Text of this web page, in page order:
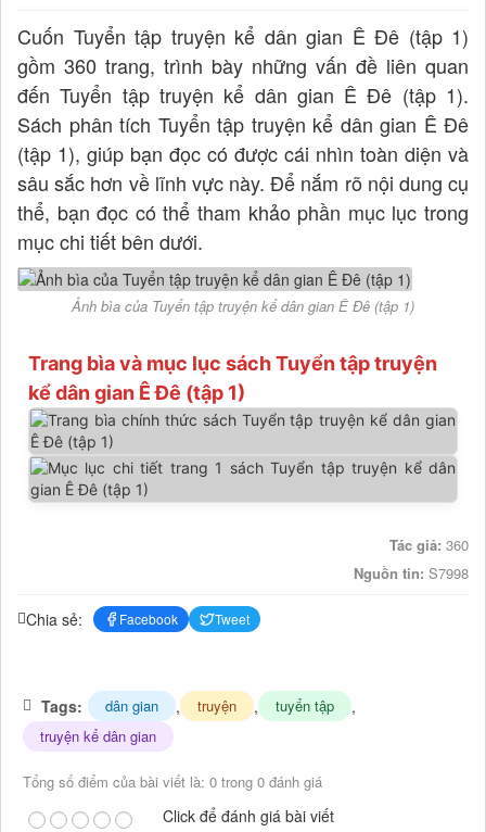
Cuốn Tuyển tập truyện kể dân gian Ê Đê (tập 1)
gồm 360 trang, trình bày những vấn đề liên quan
đến Tuyển tập truyện kể dân gian Ê Đê (tập 1).
Sách phân tích Tuyển tập truyện kể dân gian Ê Đê
(tập 1), giúp bạn đọc có được cái nhìn toàn diện và
sâu sắc hơn về lĩnh vực này. Để nắm rõ nội dung cụ
thể, bạn đọc có thể tham khảo phần mục lục trong
mục chi tiết bên dưới.
Ảnh bìa của Tuyển tập truyện kể dân gian Ê Đê (tập 1)
Trang bìa và mục lục sách Tuyển tập truyện
kể dân gian Ê Đê (tập 1)
Tác giả: 360
Nguồn tin: S7998
Chia sẻ: Facebook Tweet
Tags: dân gian , truyện , tuyển tập ,
truyện kể dân gian
Tổng số điểm của bài viết là: 0 trong 0 đánh giá
Click để đánh giá bài viết